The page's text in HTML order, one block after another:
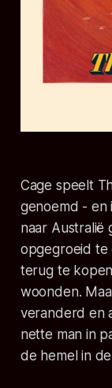
Cage speelt
genoemd - en
naar Australië
opgegroeid te
terug te
woonden.
veranderd en
nette man in
de hemel in